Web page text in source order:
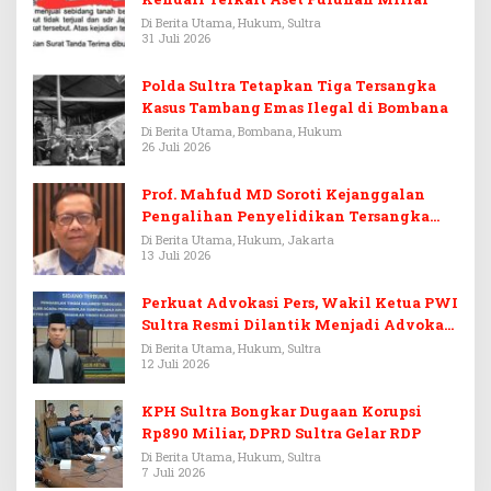
Di Berita Utama, Hukum, Sultra
31 Juli 2026
Polda Sultra Tetapkan Tiga Tersangka
Kasus Tambang Emas Ilegal di Bombana
Di Berita Utama, Bombana, Hukum
26 Juli 2026
Prof. Mahfud MD Soroti Kejanggalan
Pengalihan Penyelidikan Tersangka
Febrie Adriansyah
Di Berita Utama, Hukum, Jakarta
13 Juli 2026
Perkuat Advokasi Pers, Wakil Ketua PWI
Sultra Resmi Dilantik Menjadi Advokat
PERADI
Di Berita Utama, Hukum, Sultra
12 Juli 2026
KPH Sultra Bongkar Dugaan Korupsi
Rp890 Miliar, DPRD Sultra Gelar RDP
Di Berita Utama, Hukum, Sultra
7 Juli 2026